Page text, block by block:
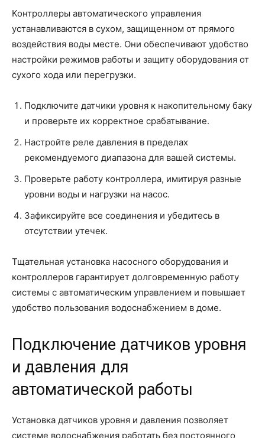
Контроллеры автоматического управления
устанавливаются в сухом, защищенном от прямого
воздействия воды месте. Они обеспечивают удобство
настройки режимов работы и защиту оборудования от
сухого хода или перегрузки.
Подключите датчики уровня к накопительному баку
и проверьте их корректное срабатывание.
Настройте реле давления в пределах
рекомендуемого диапазона для вашей системы.
Проверьте работу контроллера, имитируя разные
уровни воды и нагрузки на насос.
Зафиксируйте все соединения и убедитесь в
отсутствии утечек.
Тщательная установка насосного оборудования и
контроллеров гарантирует долговременную работу
системы с автоматическим управлением и повышает
удобство пользования водоснабжением в доме.
Подключение датчиков уровня
и давления для
автоматической работы
Установка датчиков уровня и давления позволяет
системе водоснабжения работать без постоянного